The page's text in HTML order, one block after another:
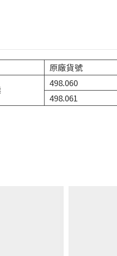
原廠貨號
498.060
498.061